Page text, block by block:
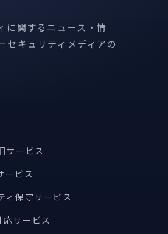
に関するニュース・情
セキュリティメディアの
サービス
ービス
保守サービス
サービス